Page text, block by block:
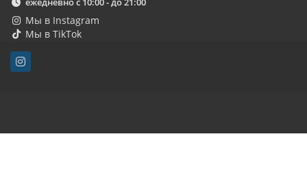
Мы в Instagram
Мы в TikTok